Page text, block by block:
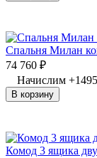
Спальня Милан
74 760 ₽
Начислим +1495
В корзину
Комод 3 ящика